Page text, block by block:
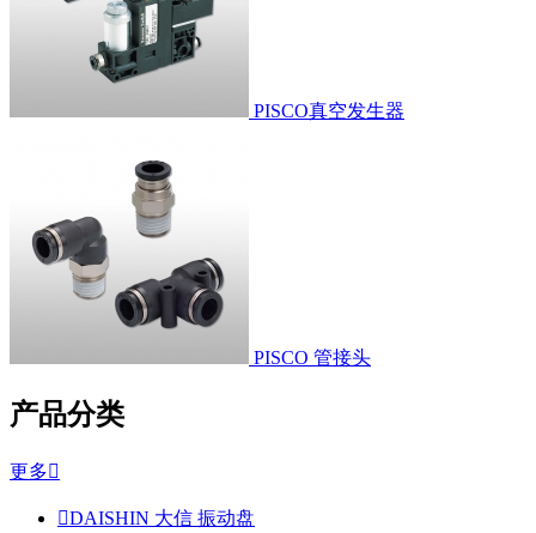
PISCO真空发生器
PISCO 管接头
产品分类
更多
DAISHIN 大信 振动盘